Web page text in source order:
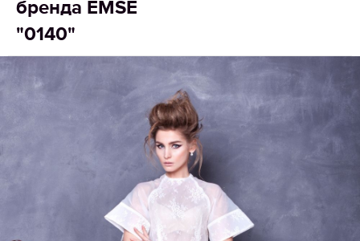
бренда EMSE
"0140"